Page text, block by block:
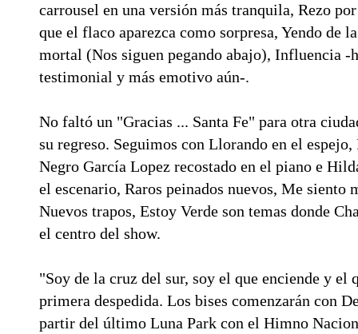
carrousel en una versión más tranquila, Rezo
que el flaco aparezca como sorpresa, Yendo de
mortal (Nos siguen pegando abajo), Influencia -
testimonial y más emotivo aún-.
No faltó un "Gracias ... Santa Fe" para otra
su regreso. Seguimos con Llorando en el espejo,
Negro García Lopez recostado en el piano e
el escenario, Raros peinados nuevos, Me siento
Nuevos trapos, Estoy Verde son temas donde
el centro del show.
"Soy de la cruz del sur, soy el que enciende y el
primera despedida. Los bises comenzarán con
partir del último Luna Park con el Himno